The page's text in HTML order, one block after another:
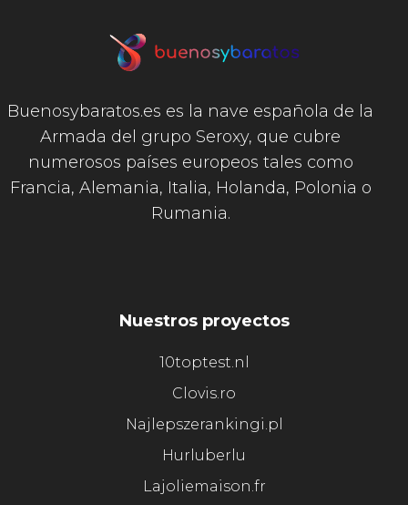
Buenosybaratos.es es la nave española de la
Armada del grupo Seroxy, que cubre
numerosos países europeos tales como
Francia, Alemania, Italia, Holanda, Polonia o
Rumania.
Nuestros proyectos
10toptest.nl
Clovis.ro
Najlepszerankingi.pl
Hurluberlu
Lajoliemaison.fr